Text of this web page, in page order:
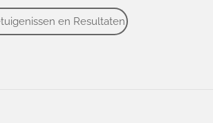
en Resultaten